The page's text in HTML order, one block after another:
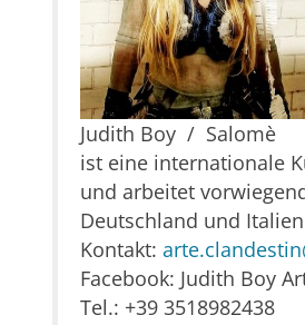
Judith Boy / Salomè
ist eine internationale
und arbeitet
Deutschland und Italien
Kontakt:
Facebook: Judith Boy
Tel.: +39 3518982438